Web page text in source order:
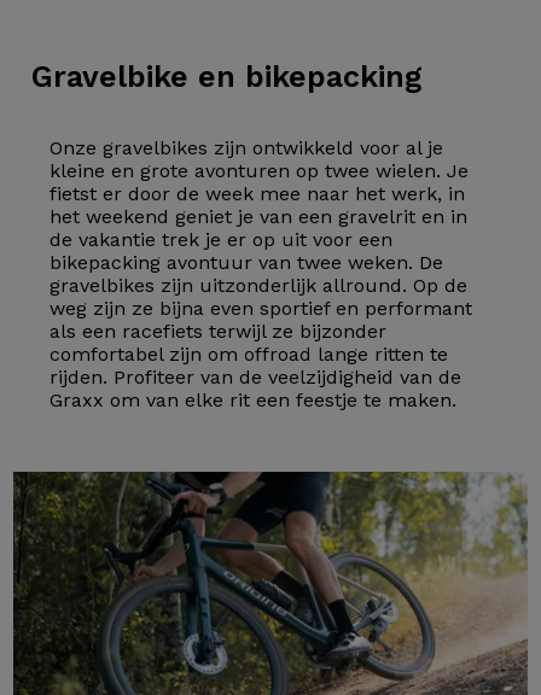
Gravelbike en bikepacking
Onze gravelbikes zijn ontwikkeld voor al je
kleine en grote avonturen op twee wielen. Je
fietst er door de week mee naar het werk, in
het weekend geniet je van een gravelrit en in
de vakantie trek je er op uit voor een
bikepacking avontuur van twee weken. De
gravelbikes zijn uitzonderlijk allround. Op de
weg zijn ze bijna even sportief en performant
als een racefiets terwijl ze bijzonder
comfortabel zijn om offroad lange ritten te
rijden. Profiteer van de veelzijdigheid van de
Graxx om van elke rit een feestje te maken.